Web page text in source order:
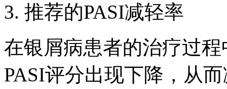
3. 推荐的PASI减轻率
在银屑病患者的治疗过
PASI评分出现下降，从